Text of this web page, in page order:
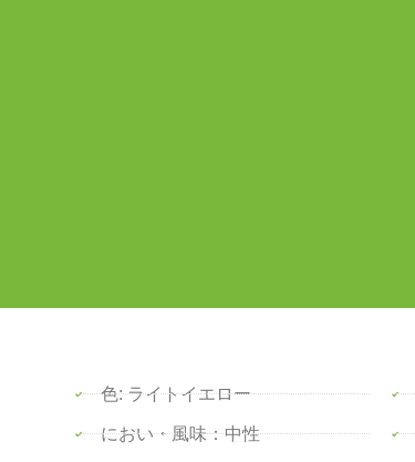
色: ライトイエロー
におい・風味：中性